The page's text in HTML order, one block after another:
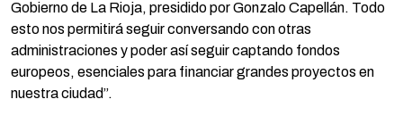
Gobierno de La Rioja, presidido por Gonzalo Capellán. Todo
esto nos permitirá seguir conversando con otras
administraciones y poder así seguir captando fondos
europeos, esenciales para financiar grandes proyectos en
nuestra ciudad”.